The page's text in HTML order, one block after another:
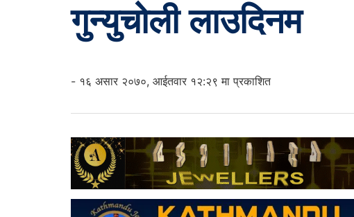
गुन्युचोली लाउदिनम
- १६ असार २०७०, आईतवार १२:२९ मा प्रकाशित